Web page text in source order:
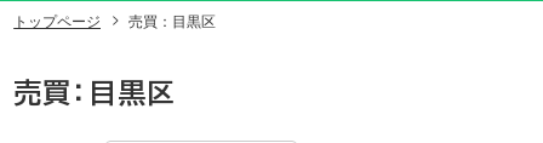
トップページ 売買：目黒区
売買：目黒区